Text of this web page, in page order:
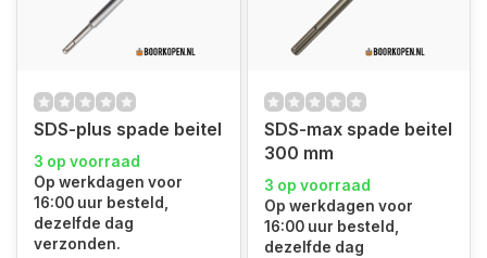
SDS-plus spade beitel
3 op voorraad
Op werkdagen voor
16:00 uur besteld,
dezelfde dag
verzonden.
SDS-max spade beitel
300 mm
3 op voorraad
Op werkdagen voor
16:00 uur besteld,
dezelfde dag